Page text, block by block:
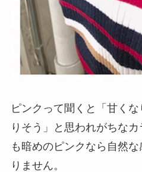
ピンクって聞くと「甘く
りそう」と思われがちな
も暗めのピンクなら自然
りません。